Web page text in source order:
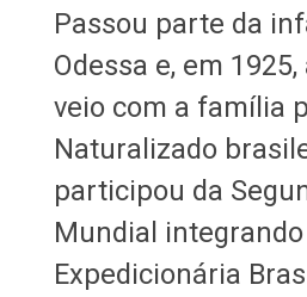
Passou parte da
Odessa e, em
veio com a família
Naturalizado
participou da
Mundial
Expedicionária